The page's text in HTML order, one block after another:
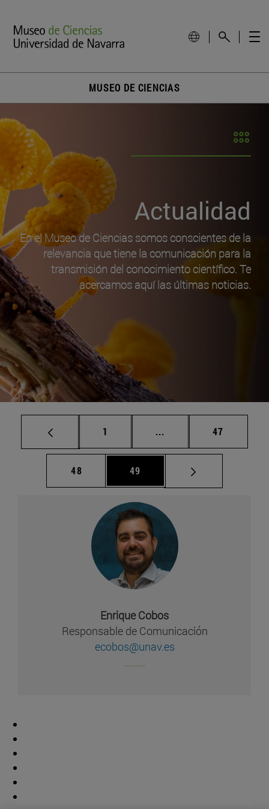
MUSEO DE CIENCIAS
Actualidad
En el Museo de Ciencias somos conscientes de la
relevancia que tiene la comunicación para la
transmisión del conocimiento científico. Te
acercamos aquí las últimas noticias.
Página
1 ... Páginas intermedias
Página
47
Página
48 Página
49
Enrique Cobos
Responsable de Comunicación
ecobos@unav.es
.........